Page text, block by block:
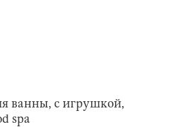
ванны, с игрушкой,
spa